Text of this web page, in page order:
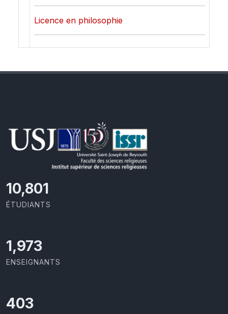
Licence en philosophie
11,727
ÉTUDIANTS
2,142
ENSEIGNANTS
437